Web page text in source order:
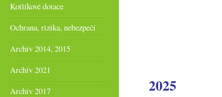
Kotlíkové dotace
Ochrana, rizika, nebezpečí
Archív 2014, 2015
Archív 2021
Archív 2017
2025